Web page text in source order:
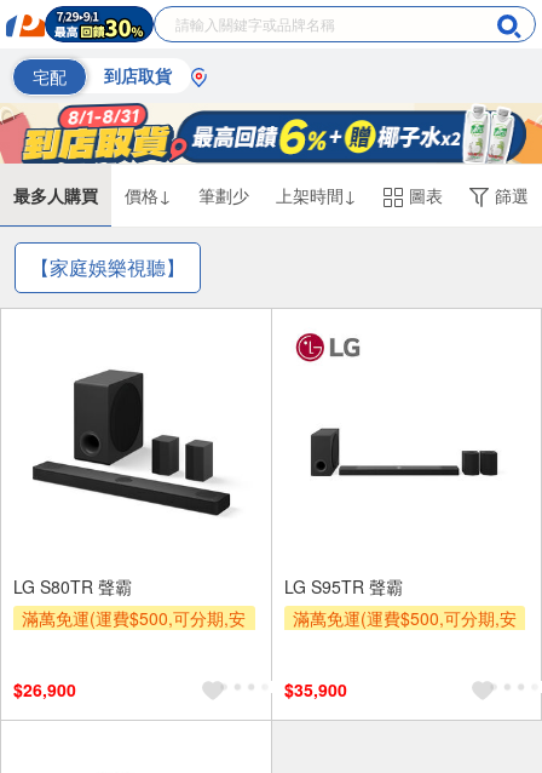
宅配 到店取貨
最多人購買 價格↓ 筆劃少 上架時間↓ 圖表 篩選
【家庭娛樂視聽】
LG S80TR 聲霸
滿萬免運(運費$500,可分期,安
滿額贈券
$26,900
LG S95TR 聲霸
滿萬免運(運費$500,可分期,安
滿額贈券
$35,900